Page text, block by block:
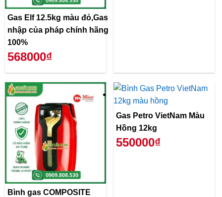
Gas Elf 12.5kg màu đỏ,Gas
nhập của pháp chính hãng
100%
568000₫
Bình gas COMPOSITE
Gas Petro VietNam Màu
Hồng 12kg
550000₫